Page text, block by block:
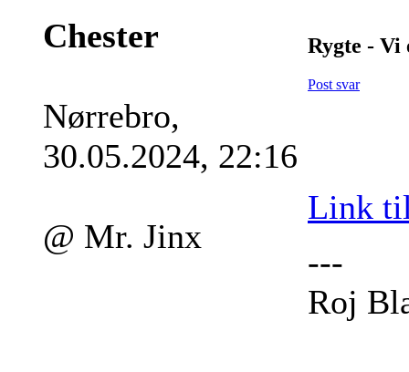
Chester
Nørrebro,
30.05.2024, 22:16
@ Mr. Jinx
Rygte - Vi
Post svar
Link
---
Roj